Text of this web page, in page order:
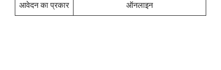
आवेदन का प्रकार ऑनलाइन